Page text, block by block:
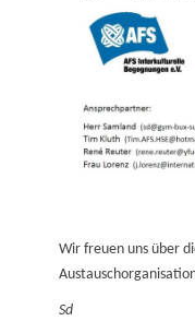
Wir freuen uns über
Sd